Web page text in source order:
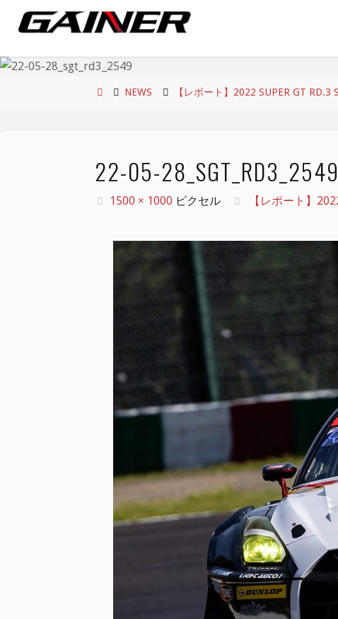
ン
ホ
NEWS 【レポート】2022 SUPER GT RD.3
22-05-28_SGT_RD3_2549
フ
1500 × 1000 ピクセル 【レポート】